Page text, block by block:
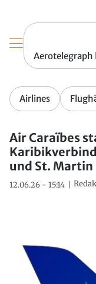
Aerotelegraph
Airlines
Air Caraïbes
und St. Martin
12.06.26 - 15:14